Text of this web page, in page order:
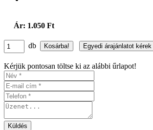
Ár: 1.050 Ft
db
Kérjük pontosan töltse ki az alábbi űrlapot!